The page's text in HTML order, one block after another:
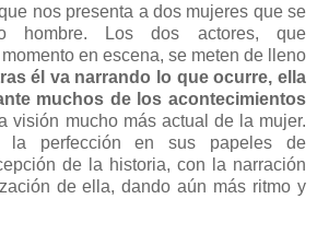
nos presenta a dos mujeres que se
hombre. Los dos actores, que
en escena, se meten de lleno
él va narrando lo que ocurre, ella
muchos de los acontecimientos
visión mucho más actual de la mujer.
la perfección en sus papeles de
de la historia, con la narración
de ella, dando aún más ritmo y